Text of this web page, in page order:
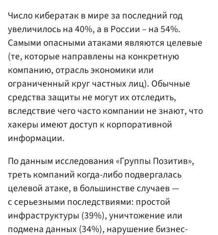
Число кибератак в мире за последний год
увеличилось на 40%, а в России – на 54%.
Самыми опасными атаками являются целевые
(те, которые направлены на конкретную
компанию, отрасль экономики или
ограниченный круг частных лиц). Обычные
средства защиты не могут их отследить,
вследствие чего часто компании не знают, что
хакеры имеют доступ к корпоративной
информации.
По данным исследования «Группы Позитив»,
треть компаний когда-либо подвергалась
целевой атаке, в большинстве случаев —
с серьезными последствиями: простой
инфраструктуры (39%), уничтожение или
подмена данных (34%), нарушение бизнес-